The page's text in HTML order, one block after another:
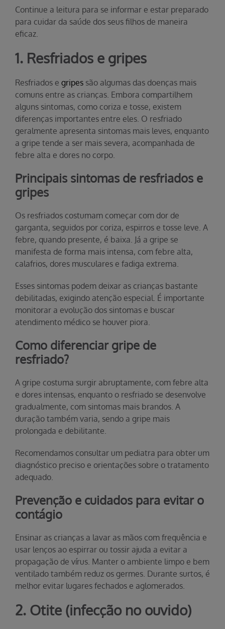
Continue a leitura para se informar e estar preparado
para cuidar da saúde dos seus filhos de maneira
eficaz.
1. Resfriados e gripes
Resfriados e gripes são algumas das doenças mais
comuns entre as crianças. Embora compartilhem
alguns sintomas, como coriza e tosse, existem
diferenças importantes entre eles. O resfriado
geralmente apresenta sintomas mais leves, enquanto
a gripe tende a ser mais severa, acompanhada de
febre alta e dores no corpo.
Principais sintomas de resfriados e
gripes
Os resfriados costumam começar com dor de
garganta, seguidos por coriza, espirros e tosse leve. A
febre, quando presente, é baixa. Já a gripe se
manifesta de forma mais intensa, com febre alta,
calafrios, dores musculares e fadiga extrema.
Esses sintomas podem deixar as crianças bastante
debilitadas, exigindo atenção especial. É importante
monitorar a evolução dos sintomas e buscar
atendimento médico se houver piora.
Como diferenciar gripe de
resfriado?
A gripe costuma surgir abruptamente, com febre alta
e dores intensas, enquanto o resfriado se desenvolve
gradualmente, com sintomas mais brandos. A
duração também varia, sendo a gripe mais
prolongada e debilitante.
Recomendamos consultar um pediatra para obter um
diagnóstico preciso e orientações sobre o tratamento
adequado.
Prevenção e cuidados para evitar o
contágio
Ensinar as crianças a lavar as mãos com frequência e
usar lenços ao espirrar ou tossir ajuda a evitar a
propagação de vírus. Manter o ambiente limpo e bem
ventilado também reduz os germes. Durante surtos, é
melhor evitar lugares fechados e aglomerados.
2. Otite (infecção no ouvido)